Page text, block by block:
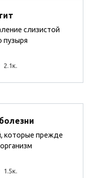
слизистой
пузыря
2.1к.
которые прежде
1.5к.